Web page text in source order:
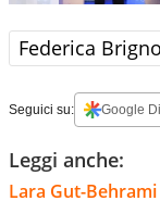
Federica
Seguici su: Google
Leggi anche:
Lara Gut-